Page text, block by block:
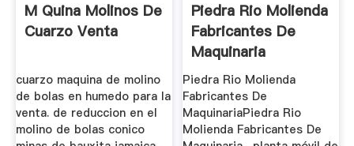
M Quina Molinos De
Cuarzo Venta
cuarzo maquina de molino
de bolas en humedo para la
venta. de reduccion en el
molino de bolas conico
Piedra Rio Molienda
Fabricantes De
Maquinaria
Piedra Rio Molienda
Fabricantes De
MaquinariaPiedra Rio
Molienda Fabricantes De